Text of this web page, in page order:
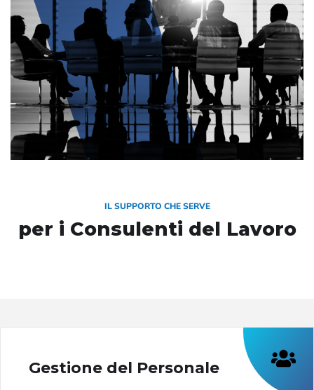
PROFIS
IL SUPPORTO CHE SERVE
per i Consulenti del Lavoro
Gestione del Personale